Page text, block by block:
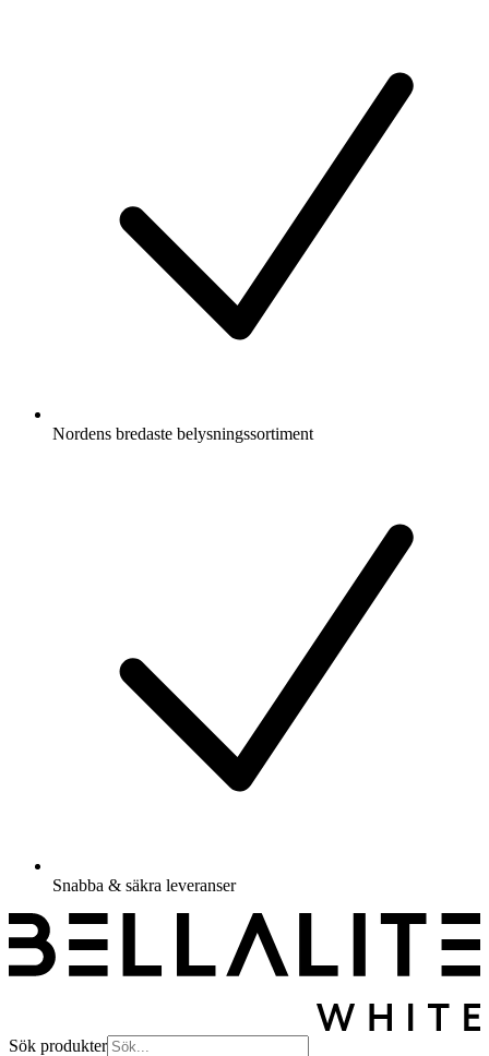
Nordens bredaste belysningssortiment
Snabba & säkra leveranser
Sök produkter